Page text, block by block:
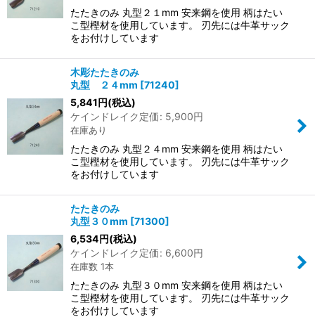
たたきのみ 丸型２１mm 安来鋼を使用 柄はたい
こ型樫材を使用しています。 刃先には牛革サック
をお付けしています
木彫たたきのみ
丸型 ２４mm [71240]
5,841円(税込)
ケインドレイク定価: 5,900円
在庫あり
たたきのみ 丸型２４mm 安来鋼を使用 柄はたい
こ型樫材を使用しています。 刃先には牛革サック
をお付けしています
たたきのみ
丸型３０mm [71300]
6,534円(税込)
ケインドレイク定価: 6,600円
在庫数 1本
たたきのみ 丸型３０mm 安来鋼を使用 柄はたい
こ型樫材を使用しています。 刃先には牛革サック
をお付けしています